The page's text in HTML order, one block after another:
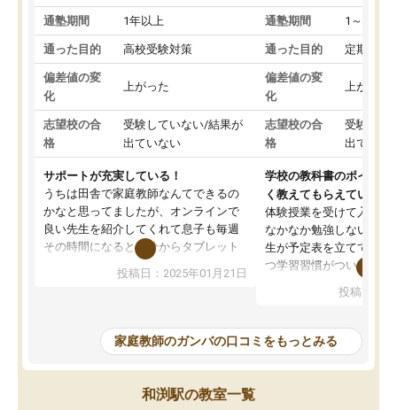
通塾期間 1年以上
通った目的 高校受験対策
偏差値の変
化
上がった
志望校の合
格
受験していない/結果が
出ていない
サポートが充実している！
うちは田舎で家庭教師なんてできるの
かなと思ってましたが、オンラインで
良い先生を紹介してくれて息子も毎週
その時間になると自分からタブレット
を開いてzoomを繋げるようになりまし
た！5科目なんでもOKなのもとても気
めて1年ほどだった今では平均点以上の
科目が増えてきました！あと1年受験ま
であるので無料の週末教室を使用しな
がら頑張って欲しいと思います！
投稿日：2025年01月21日
通塾期間 1～3ヵ月
通った目的 定期テス
偏差値の変
化
上がった
志望校の合
格
受験して
出ていな
学校の教科書のポイント
く教えてもらえている
体験授業を受けて入塾し
なかなか勉強しない息子
生が予定表を立ててくれ
つ学習習慣がついてきま
指導が無い日も予定表
問できるのでとても助か
投稿日：
家庭教師のガンバの口コミをもっとみる
和渕駅の教室一覧